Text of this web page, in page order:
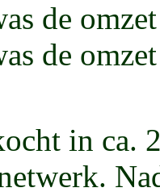
de
de
in ca.